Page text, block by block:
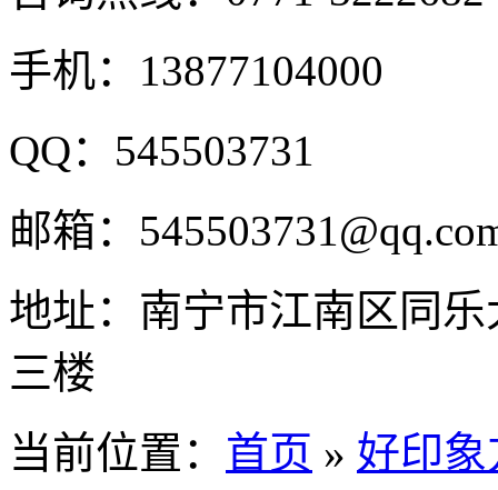
手机：13877104000
QQ：545503731
邮箱：
地址：南宁市江南区同
三楼
当前位置： 首页 » 好印